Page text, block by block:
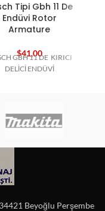
Tipi Gbh 11 De
Endüvi Rotor
Armature
$41,00
GBH 11 DE KIRICI
DELİCİ ENDÜVİ
Beyoğlu Perşembe